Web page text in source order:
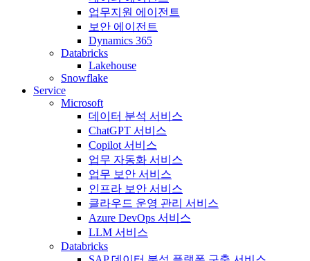
업무지원 에이전트
보안 에이전트
Dynamics 365
Databricks
Lakehouse
Snowflake
Service
Microsoft
데이터 분석 서비스
ChatGPT 서비스
Copilot 서비스
업무 자동화 서비스
업무 보안 서비스
인프라 보안 서비스
클라우드 운영 관리 서비스
Azure DevOps 서비스
LLM 서비스
Databricks